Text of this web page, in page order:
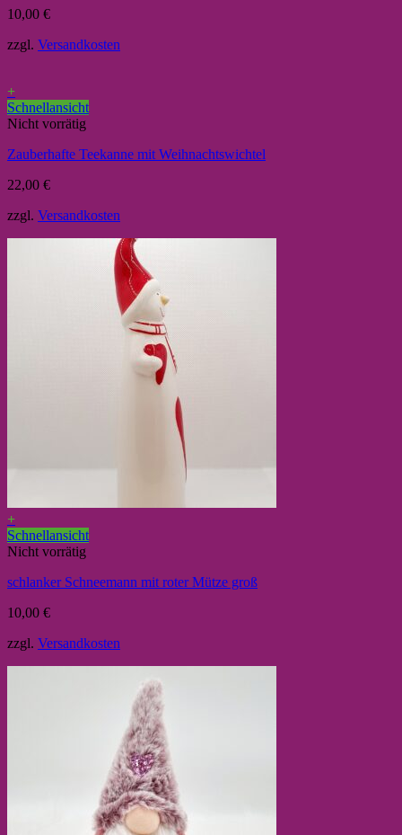
10,00 €
zzgl. Versandkosten
+
Schnellansicht
Nicht vorrätig
Zauberhafte Teekanne mit Weihnachtswichtel
22,00 €
zzgl. Versandkosten
+
Schnellansicht
Nicht vorrätig
schlanker Schneemann mit roter Mütze groß
10,00 €
zzgl. Versandkosten